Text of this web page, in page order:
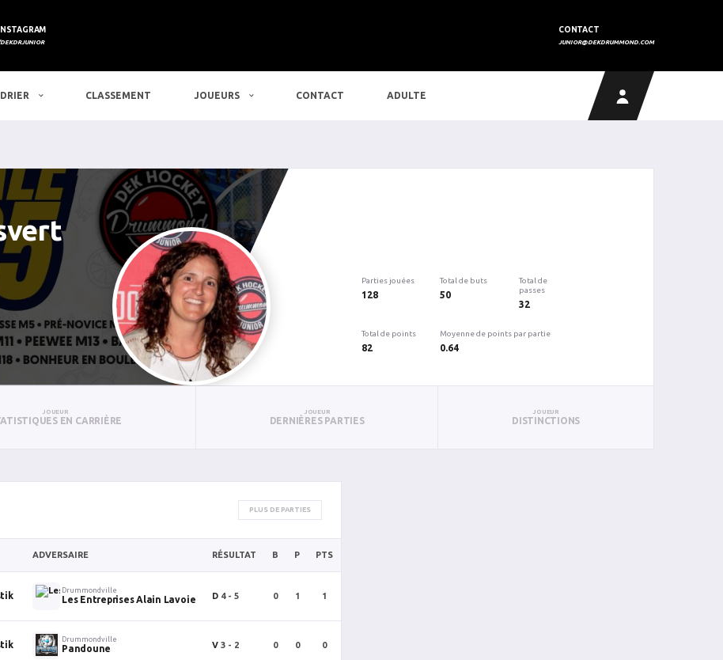
INSTAGRAM CONTACT
JUNIOR@DEKDRUMMOND.COM
CLASSEMENT JOUEURS CONTACT ADULTE
Parties jouées
128
Total de buts
50
Total de
passes
32
Total de points
82
Moyenne de points par partie
0.64
JOUEUR
EN CARRIÈRE
JOUEUR
DERNIÈRES PARTIES
JOUEUR
DISTINCTIONS
PLUS DE PARTIES
ADVERSAIRE RÉSULTAT B P PTS
Drummondville
Les Entreprises Alain Lavoie D 4 - 5 0 1 1
Drummondville
Pandoune V 3 - 2 0 0 0